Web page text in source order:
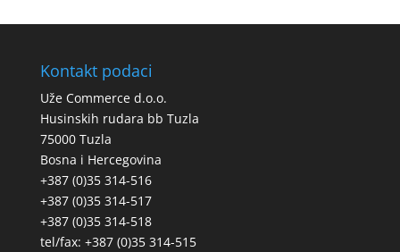
Kontakt podaci
Uže Commerce d.o.o.
Husinskih rudara bb Tuzla
75000 Tuzla
Bosna i Hercegovina
+387 (0)35 314-516
+387 (0)35 314-517
+387 (0)35 314-518
tel/fax: +387 (0)35 314-515